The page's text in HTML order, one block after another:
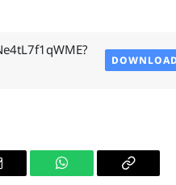
WhatsApp Copy